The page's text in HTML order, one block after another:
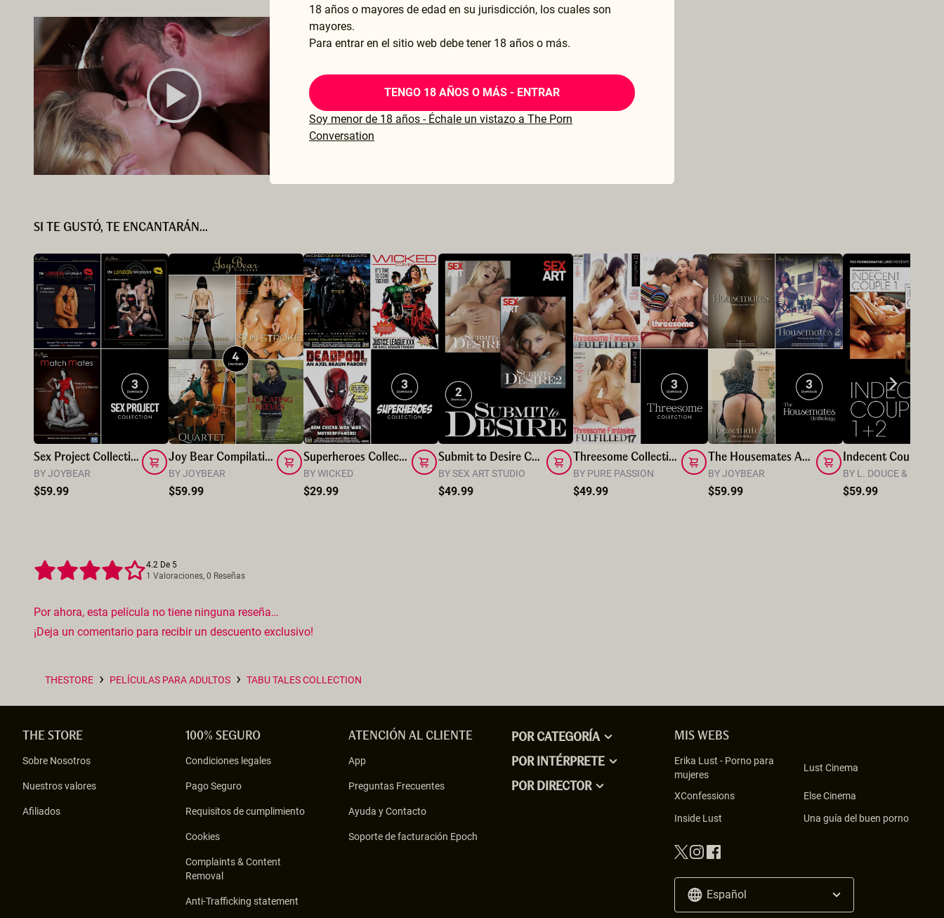
SI TE GUSTÓ, TE ENCANTARÁN...
Sex Project Collection
BY JOYBEAR
$59.99
Joy Bear Compilation
BY JOYBEAR
$59.99
Superheroes Collection
BY WICKED
$29.99
Submit to Desire Collection
BY SEX ART STUDIO
$49.99
Threesome Collection
BY PURE PASSION
$49.99
The Housemates Anthology
BY JOYBEAR
$59.99 $59.99
4.2 De 5
1 Valoraciones, 0 Reseñas
Por ahora, esta película no tiene ninguna reseña…
¡Deja un comentario para recibir un descuento exclusivo!
THESTORE › PELÍCULAS PARA ADULTOS › TABU TALES COLLECTION
18 años o mayores de edad en su jurisdicción, los cuales son
mayores.
Para entrar en el sitio web debe tener 18 años o más.
TENGO 18 AÑOS O MÁS - ENTRAR
Soy menor de 18 años - Échale un vistazo a The Porn
Conversation
THE STORE
Sobre Nosotros
Nuestros valores
Afiliados
100% SEGURO
Condiciones legales
Pago Seguro
Requisitos de cumplimiento
Cookies
Complaints & Content
Removal
Anti-Trafficking statement
ATENCIÓN AL CLIENTE
App
Preguntas Frecuentes
Ayuda y Contacto
Soporte de facturación Epoch
POR CATEGORÍA
POR INTÉRPRETE
POR DIRECTOR
MIS WEBS
Erika Lust - Porno para
mujeres
Lust Cinema
XConfessions
Else Cinema
Inside Lust
Una guía del buen porno
Español